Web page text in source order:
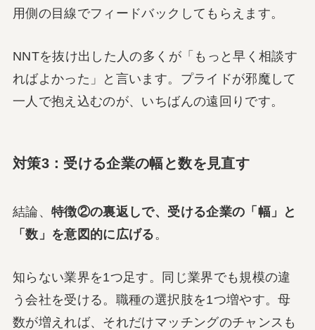
用側の目線でフィードバックしてもらえます。
NNTを抜け出した人の多くが「もっと早く相談す
ればよかった」と言います。プライドが邪魔して
一人で抱え込むのが、いちばんの遠回りです。
対策3：受ける企業の幅と数を見直す
結論、 特徴②の裏返しで、受ける企業の「幅」と
「数」を意図的に広げる。
知らない業界を1つ足す。同じ業界でも規模の違
う会社を受ける。職種の選択肢を1つ増やす。母
数が増えれば、それだけマッチングのチャンスも